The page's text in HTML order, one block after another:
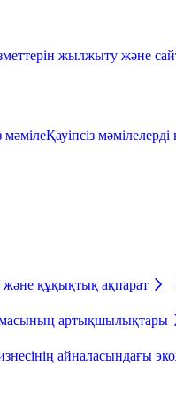
жылжыту және
мәмілеҚауіпсіз
құқықтық ақпарат
артықшылықтары
айналасындағы